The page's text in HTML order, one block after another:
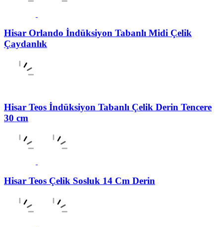
Hisar Orlando İndüksiyon Tabanlı Midi Çelik
Çaydanlık
Hisar Teos İndüksiyon Tabanlı Çelik Derin Tencere
30 cm
Hisar Teos Çelik Sosluk 14 Cm Derin